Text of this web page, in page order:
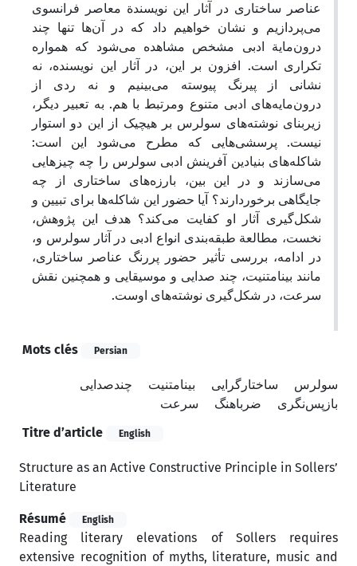
عناصر ساختاری در آثار این نویسندة معاصر فرانسوی
می‌پردازیم و نشان خواهیم داد که در آن‌ها تنها چند
درون‌مایة ادبی مشخص مشاهده می‌شود که همواره
تکراری است. افزون بر این، در آثار این نویسنده، نه
نشانی از پیرنگ پیوسته می‌بینیم و نه ردی از
درون‌مایه‌های ادبی متنوع ومرتبط با هم. به تعبیر دیگر،
زیربنای نوشته‌های سولرس بر هیچیک از این دو استوار
نیست. پرسشی‌هایی که مطرح می‌شود این است:
شاکله‌های بنیادین آفرینش ادبی سولرس را چه چیزهایی
می‌سازند و در این بین، بارزه‌های ساختاری از چه
جایگاهی برخوردارند؟ آیا حضور این شاکله‌ها برای تبیین و
شکل‌گیری آثار او کفایت می‌کند؟ هدف این پژوهش،
نخست، مطالعة طبقه‌بندی انواع ادبی در آثار سولرس و،
در ادامه، بررسی تأثیر حضور پررنگ عناصر ساختاری،
مانند بینامتنیت، چند صدایی و موسیقایی و همچنین نقش
سرعت، در شکل‌گیری نوشته‌های اوست.
Mots clés Persian
سولرس ساختارگرایی بینامتنیت
چندصدایی
بازپس‌نگری
ضرباهنگ
سرعت
Titre d’article
English
Structure as an Active Constructive Principle in Sollers’
Literature
Résumé English
Reading literary elevations of Sollers requires
extensive recognition of myths, literature, music and